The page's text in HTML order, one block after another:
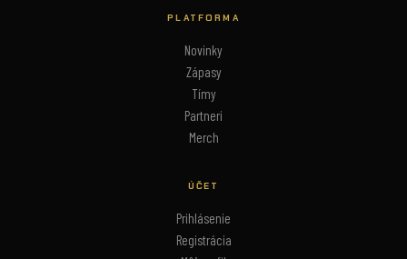
PLATFORMA
Novinky
Zápasy
Tímy
Partneri
Merch
ÚČET
Prihlásenie
Registrácia